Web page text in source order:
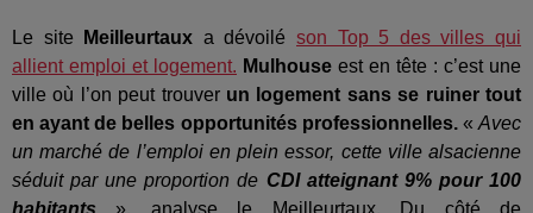
Le site Meilleurtaux a dévoiléson Top 5 des villes qui
allient emploi et logement. Mulhouse est en tête : c’est une
ville où l’on peut trouver un logement sans se ruiner tout
en ayant de belles opportunités professionnelles. « Avec
un marché de l’emploi en plein essor, cette ville alsacienne
séduit par une proportion de CDI atteignant 9% pour 100
habitants », analyse le Meilleurtaux. Du côté de